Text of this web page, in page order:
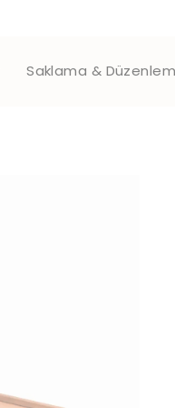
Saklama &